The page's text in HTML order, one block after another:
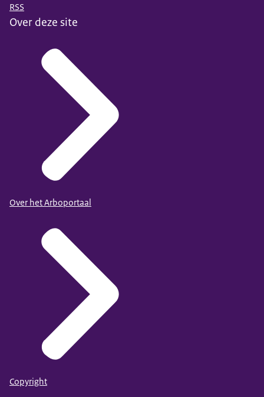
RSS
Over deze site
Over het Arboportaal
Copyright